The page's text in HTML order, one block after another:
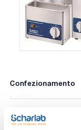
Confezionamento
x u.